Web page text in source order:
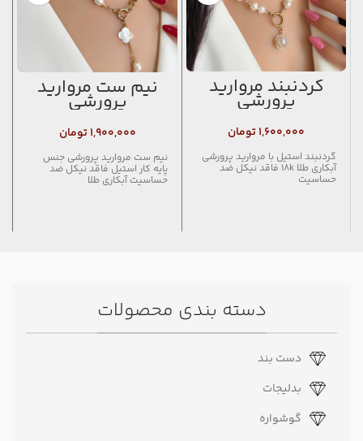
گردنبند مروارید
پرورشی
۱,۶۰۰,۰۰۰تومان
گردنبند استیل با مروارید پرورشی
آبکاری طلا 18k فاقد نیکل ضد
حساسیت
نیم ست مروارید
پرورشی
۱,۹۰۰,۰۰۰ تومان
نیم ست مروارید پرورشی جنس
پایه کار استیل فاقد نیکل ضد
حساسیت آبکاری طلا
دسته بندی محصولات
دست بند
بدلیجات
گوشواره